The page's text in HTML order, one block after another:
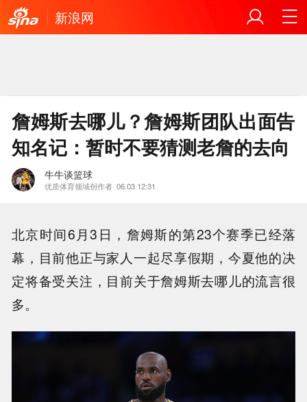
新浪网
詹姆斯去哪儿？詹姆斯团队出面告
知名记：暂时不要猜测老詹的去向
牛牛谈篮球
优质体育领域创作者 06.03 12:31
北京时间6月3日， 詹姆斯的第23个赛季已经落
幕，目前他正与家人一起尽享假期，今夏他的决
定将备受关注，目前关于詹姆斯去哪儿的流言很
多。